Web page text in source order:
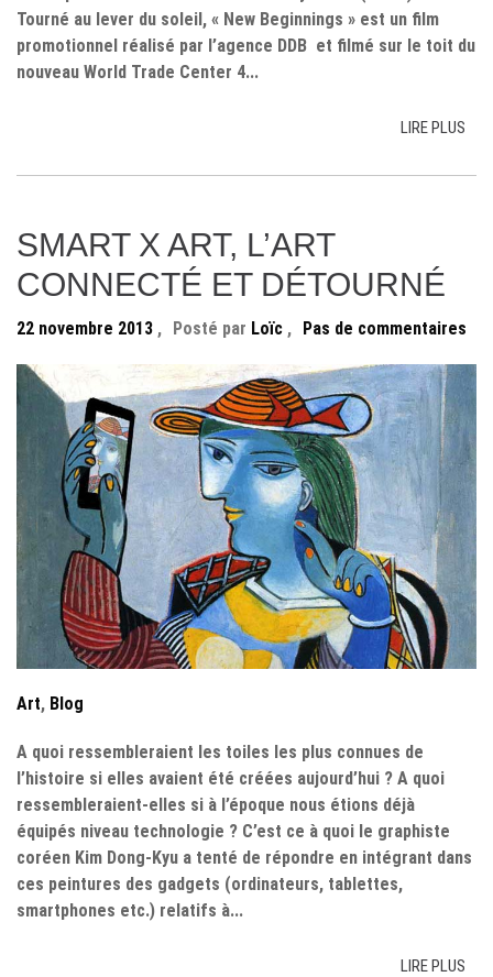
Tourné au lever du soleil, « New Beginnings » est un film
promotionnel réalisé par l’agence DDB et filmé sur le toit du
nouveau World Trade Center 4...
LIRE PLUS
SMART X ART, L’ART
CONNECTÉ ET DÉTOURNÉ
22 novembre 2013 , Posté par Loïc , Pas de commentaires
Art, Blog
A quoi ressembleraient les toiles les plus connues de
l’histoire si elles avaient été créées aujourd’hui ? A quoi
ressembleraient-elles si à l’époque nous étions déjà
équipés niveau technologie ? C’est ce à quoi le graphiste
coréen Kim Dong-Kyu a tenté de répondre en intégrant dans
ces peintures des gadgets (ordinateurs, tablettes,
smartphones etc.) relatifs à...
LIRE PLUS